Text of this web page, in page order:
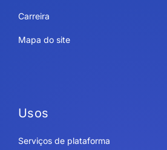
Carreira
Mapa do site
Usos
Serviços de plataforma